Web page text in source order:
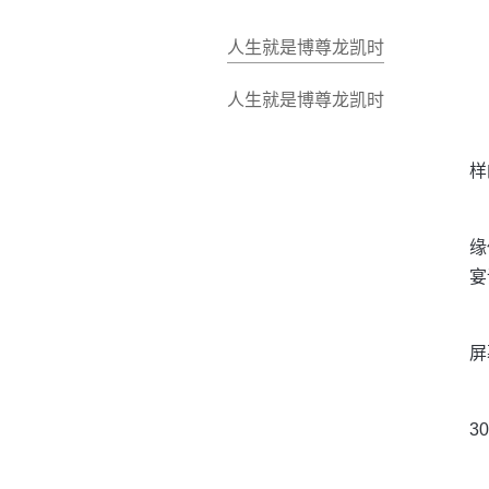
人生就是博尊龙凯时
人生就是博尊龙凯时